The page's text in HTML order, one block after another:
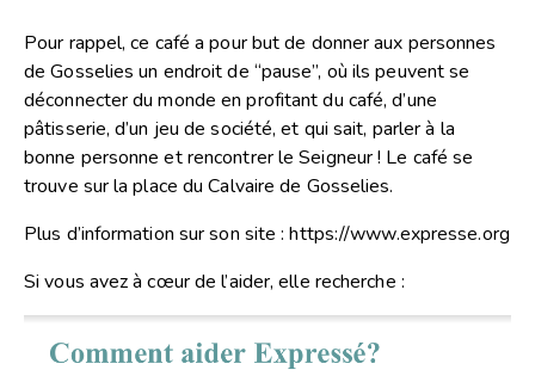
Pour rappel, ce café a pour but de donner aux personnes
de Gosselies un endroit de “pause”, où ils peuvent se
déconnecter du monde en profitant du café, d’une
pâtisserie, d’un jeu de société, et qui sait, parler à la
bonne personne et rencontrer le Seigneur ! Le café se
trouve sur la place du Calvaire de Gosselies.
Plus d’information sur son site :https://www.expresse.org
Si vous avez à cœur de l’aider, elle recherche :